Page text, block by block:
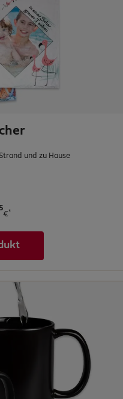
und zu Hause
€*